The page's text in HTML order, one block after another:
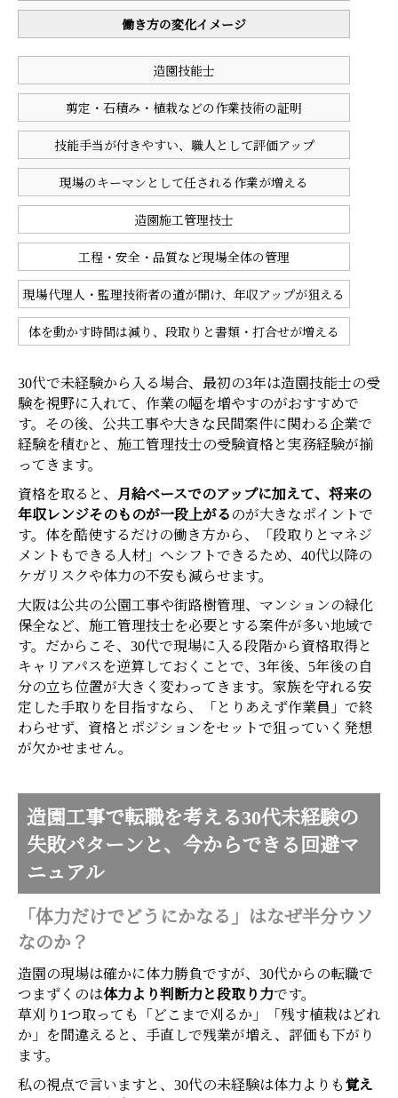
働き方の変化イメージ
造園技能士
剪定・石積み・植栽などの作業技術の証明
技能手当が付きやすい、職人として評価アップ
現場のキーマンとして任される作業が増える
造園施工管理技士
工程・安全・品質など現場全体の管理
現場代理人・監理技術者の道が開け、年収アップが狙える
体を動かす時間は減り、段取りと書類・打合せが増える
30代で未経験から入る場合、最初の3年は造園技能士の受
験を視野に入れて、作業の幅を増やすのがおすすめで
す。その後、公共工事や大きな民間案件に関わる企業で
経験を積むと、施工管理技士の受験資格と実務経験が揃
ってきます。
資格を取ると、
月給ベースでのアップに加えて、将来の
年収レンジそのものが一段上がる のが大きなポイントで
す。体を酷使するだけの働き方から、「段取りとマネジ
メントもできる人材」へシフトできるため、40代以降の
ケガリスクや体力の不安も減らせます。
大阪は公共の公園工事や街路樹管理、マンションの緑化
保全など、施工管理技士を必要とする案件が多い地域で
す。だからこそ、30代で現場に入る段階から資格取得と
キャリアパスを逆算しておくことで、3年後、5年後の自
分の立ち位置が大きく変わってきます。家族を守れる安
定した手取りを目指すなら、「とりあえず作業員」で終
わらせず、資格とポジションをセットで狙っていく発想
が欠かせません。
造園工事で転職を考える30代未経験の
失敗パターンと、今からできる回避マ
ニュアル
「体力だけでどうにかなる」はなぜ半分ウソ
なのか？
造園の現場は確かに体力勝負ですが、30代からの転職で
つまずくのは体力より判断力と段取り力です。
草刈り1つ取っても「どこまで刈るか」「残す植栽はどれ
か」を間違えると、手直しで残業が増え、評価も下がり
ます。
私の視点で言いますと、30代の未経験は体力よりも 覚え
ホーム 電話 メール マップ